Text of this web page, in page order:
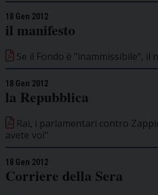
18 Gen 2012
il manifesto
Se il Fondo è "inammissibile", il
18 Gen 2012
la Repubblica
Rai, i parlamentari contro
avete voi"
18 Gen 2012
Corriere della Sera